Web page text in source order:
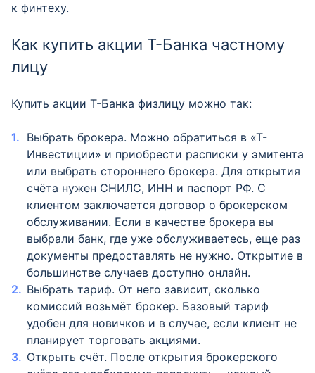
к финтеху.
Как купить акции Т-Банка частному
лицу
Купить акции Т-Банка физлицу можно так:
Выбрать брокера. Можно обратиться в «Т-
Инвестиции» и приобрести расписки у эмитента
или выбрать стороннего брокера. Для открытия
счёта нужен СНИЛС, ИНН и паспорт РФ. С
клиентом заключается договор о брокерском
обслуживании. Если в качестве брокера вы
выбрали банк, где уже обслуживаетесь, еще раз
документы предоставлять не нужно. Открытие в
большинстве случаев доступно онлайн.
Выбрать тариф. От него зависит, сколько
комиссий возьмёт брокер. Базовый тариф
удобен для новичков и в случае, если клиент не
планирует торговать акциями.
Открыть счёт. После открытия брокерского